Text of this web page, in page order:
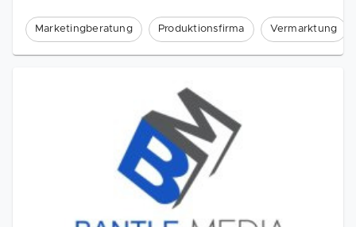
Marketingberatung Produktionsfirma Vermarktung